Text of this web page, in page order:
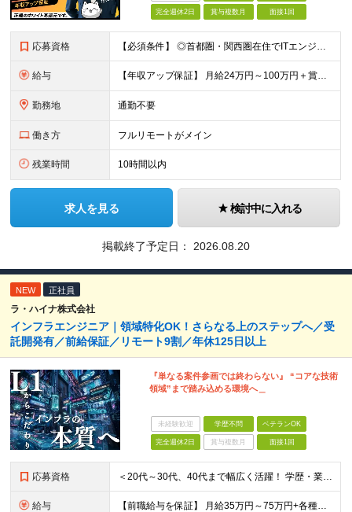
完全週休2日 賞与複数月 面接1回
応募資格 【必須条件】 ◎⾸都圏・関⻄圏在住でITエンジニアとしての実務経験が3年以上ある⽅（開発・インフラいずれも歓迎） →⾸都圏（東京、神奈川、千葉、埼⽟）、関⻄圏（⼤阪、兵庫、京都）在住のITエンジニア採
給与 【年収アップ保証】 月給24万円～100万円＋賞与（年3回）＋諸手当 ◆想定年収432万円〜1200万円(経験・スキルを考慮し決定) ※年収アップ保証付帯 ◆基本給には⽉20時間分の固定残業代(31,
勤務地 通勤不要
働き方 フルリモートがメイン
残業時間 10時間以内
求人を見る 検討中に入れる
掲載終了予定日： 2026.08.20
NEW 正社員
ラ・ハイナ株式会社
インフラエンジニア｜領域特化OK！さらなる上のステップへ／受
託開発有／前給保証／リモート9割／年休125日以上
『単なる案件参画では終わらない』 “コアな技術
領域”まで踏み込める環境へ＿
未経験歓迎 学歴不問 ベテランOK
完全週休2日 賞与複数月 面接1回
応募資格 ＜20代～30代、40代まで幅広く活躍！ 学歴・業界・領域不問＞ インフラエンジニアとして下記いずれかの経験がある方 ■設計・構築の経験（サーバ、ネットワーク、クラウド、セキュリティ、データベース）
給与 【前職給与を保証】 月給35万円～75万円+各種手当+決算賞与 ★資格手当や資格取得報奨金、役職手当など待遇、福利厚生が充実！ ★1年で年収100万円以上アップした社員も在籍！ ※経験・スキルを考